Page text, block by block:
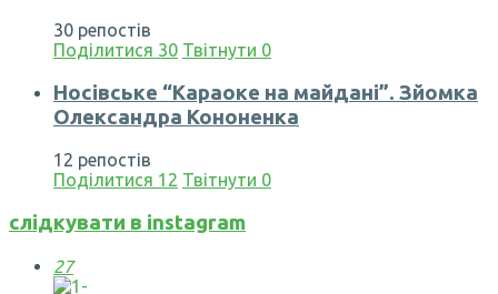
30 репостів
Поділитися 30 Твітнути 0
Носівське “Караоке на майдані”. Зйомка
Олександра Кононенка
12 репостів
Поділитися 12 Твітнути 0
слідкувати в instagram
27